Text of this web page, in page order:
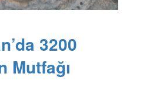
3200
Mutfağı